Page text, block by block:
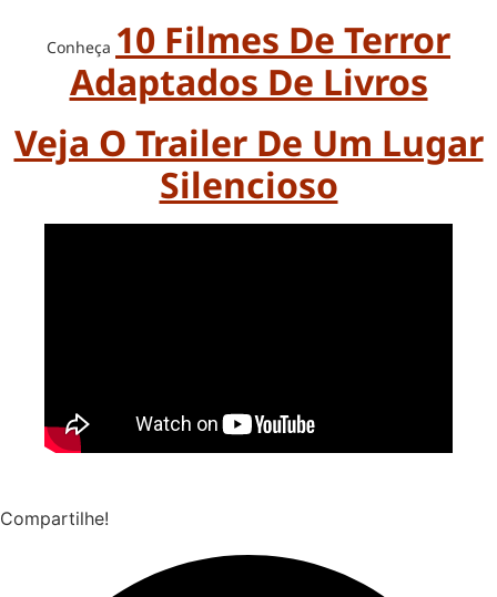
Conheça 10 Filmes De Terror
Adaptados De Livros
Veja O Trailer De Um Lugar
Silencioso
Compartilhe!